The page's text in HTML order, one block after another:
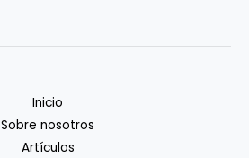
Inicio
Sobre nosotros
Artículos